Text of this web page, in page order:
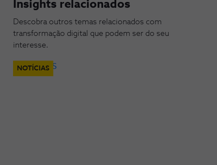
Insights relacionados
Descobra outros temas relacionados com
transformação digital que podem ser do seu
interesse.
NOTÍCIAS